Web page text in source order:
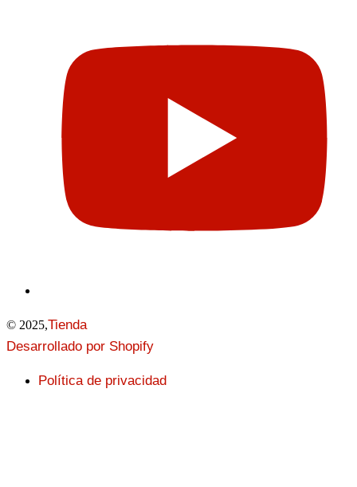
© 2025,Tienda
Desarrollado por Shopify
Política de privacidad